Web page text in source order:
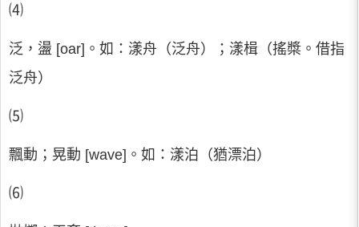
⑷
泛，盪 [oar]。如：漾舟（泛舟）；漾楫（搖槳。借指
泛舟）
⑸
飄動；晃動 [wave]。如：漾泊（猶漂泊）
⑹